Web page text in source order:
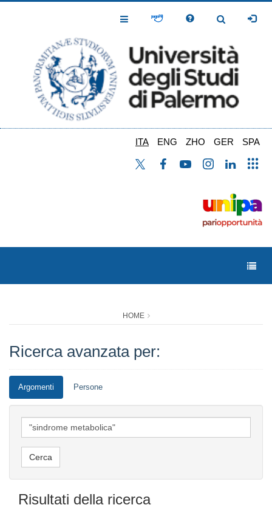
Toggle
Toggle
ITA ENG ZHO GER SPA
HOME
Ricerca avanzata per:
Argomenti Persone
Risultati della ricerca